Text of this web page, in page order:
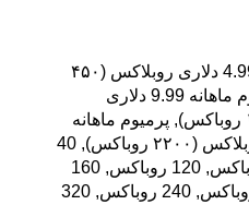
پرمیوم ماهانه 4.99 دلاری روبلاکس (۴۵۰
روباکس), پرمیوم ماهانه 9.99 دلاری
روبلاکس (۱۰۰۰ روباکس), پرمیوم ماهانه
19.99 دلاری روبلاکس (۲۲۰۰ روباکس), 40
روباکس, 80 روباکس, 120 روباکس, 160
روباکس, 200 روباکس, 240 روباکس, 320